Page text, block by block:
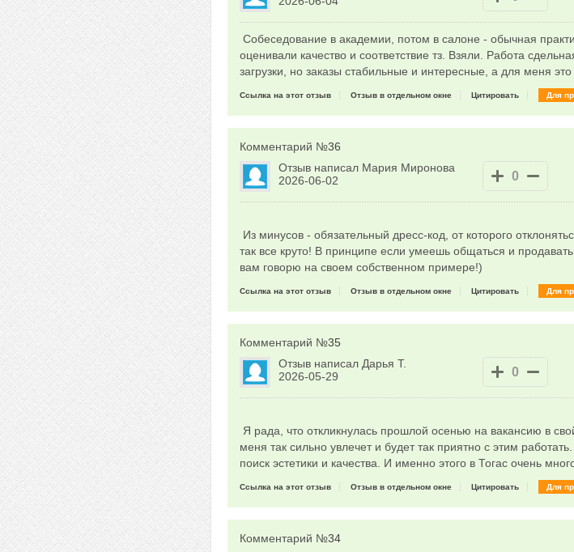
Собеседование в академии, потом в салоне - обычная
оценивали качество и соответствие тз. Взяли. Работа
загрузки, но заказы стабильные и интересные, а для меня это
Ссылка на этот отзыв Отзыв в отдельном окне Цитировать Для
Комментарий №36
Отзыв написал Мария Миронова
2026-06-02
0
Из минусов - обязательный дресс-код, от которого
так все круто! В принципе если умеешь общаться и
вам говорю на своем собственном примере!)
Ссылка на этот отзыв Отзыв в отдельном окне Цитировать Для
Комментарий №35
Отзыв написал Дарья Т.
2026-05-29
0
Я рада, что откликнулась прошлой осенью на вакансию в
меня так сильно увлечет и будет так приятно с этим
поиск эстетики и качества. И именно этого в Тогас очень
Ссылка на этот отзыв Отзыв в отдельном окне Цитировать Для
Комментарий №34